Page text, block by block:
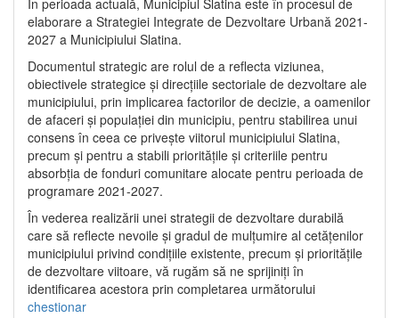
elaborare a Strategiei Integrate de Dezvoltare Urbană 2021‐
2027 a Municipiului Slatina.
Documentul strategic are rolul de a reflecta viziunea,
obiectivele strategice și direcțiile sectoriale de dezvoltare ale
municipiului, prin implicarea factorilor de decizie, a oamenilor
de afaceri și populației din municipiu, pentru stabilirea unui
consens în ceea ce privește viitorul municipiului Slatina,
precum și pentru a stabili prioritățile și criteriile pentru
absorbția de fonduri comunitare alocate pentru perioada de
programare 2021-2027.
În vederea realizării unei strategii de dezvoltare durabilă
care să reflecte nevoile și gradul de mulțumire al cetățenilor
municipiului privind condițiile existente, precum și prioritățile
de dezvoltare viitoare, vă rugăm să ne sprijiniți în
identificarea acestora prin completarea următorului
chestionar